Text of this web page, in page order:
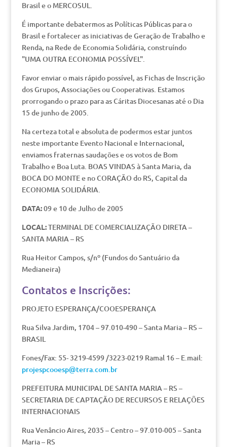
Brasil e o MERCOSUL.
É importante debatermos as Políticas Públicas para o
Brasil e fortalecer as iniciativas de Geração de Trabalho e
Renda, na Rede de Economia Solidária, construíndo
"UMA OUTRA ECONOMIA POSSÍVEL".
Favor enviar o mais rápido possível, as Fichas de Inscrição
dos Grupos, Associações ou Cooperativas. Estamos
prorrogando o prazo para as Cáritas Diocesanas até o Dia
15 de junho de 2005.
Na certeza total e absoluta de podermos estar juntos
neste importante Evento Nacional e Internacional,
enviamos fraternas saudações e os votos de Bom
Trabalho e Boa Luta. BOAS VINDAS à Santa Maria, da
BOCA DO MONTE e no CORAÇÃO do RS, Capital da
ECONOMIA SOLIDÁRIA.
DATA:09 e 10 de Julho de 2005
LOCAL:TERMINAL DE COMERCIALIZAÇÃO DIRETA –
SANTA MARIA – RS
Rua Heitor Campos, s/nº (Fundos do Santuário da
Medianeira)
Contatos e Inscrições:
PROJETO ESPERANÇA/COOESPERANÇA
Rua Silva Jardim, 1704 – 97.010-490 – Santa Maria – RS –
BRASIL
Fones/Fax: 55- 3219-4599 /3223-0219 Ramal 16 – E.mail:
projespcooesp@terra.com.br
PREFEITURA MUNICIPAL DE SANTA MARIA – RS –
SECRETARIA DE CAPTAÇÃO DE RECURSOS E RELAÇÕES
INTERNACIONAIS
Rua Venâncio Aires, 2035 – Centro – 97.010-005 – Santa
Maria – RS